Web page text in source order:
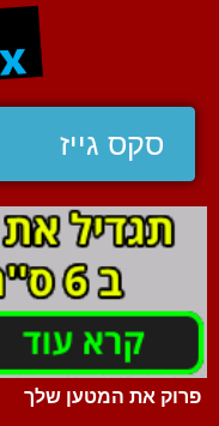
סקס גייז
פרוק את המטען שלך